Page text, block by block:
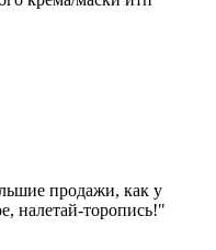
продажи, как у
налетай-торопись!"